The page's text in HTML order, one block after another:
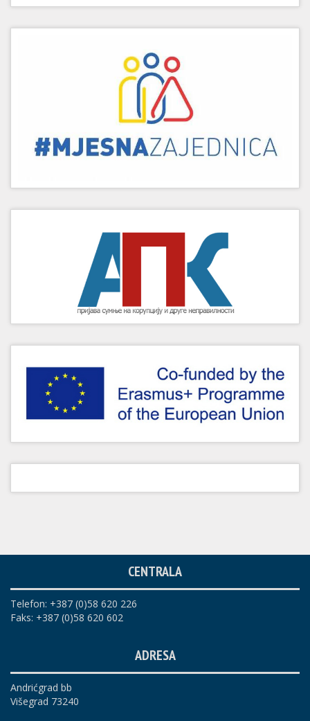
CENTRALA
Telefon: +387 (0)58 620 226
Faks: +387 (0)58 620 602
ADRESA
Andrićgrad bb
Višegrad 73240